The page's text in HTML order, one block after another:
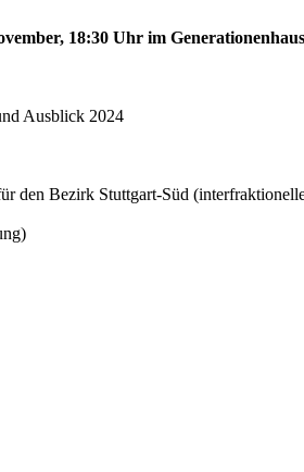
18:30 Uhr im
Ausblick 2024
den Bezirk Stuttgart-Süd